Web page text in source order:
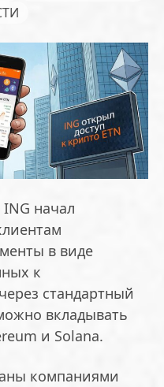
начал
в виде
к
стандартный
вкладывать
и Solana.
компаниями